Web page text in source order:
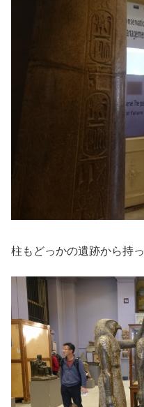
柱もどっかの遺跡から持